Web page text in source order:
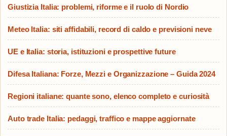
Giustizia Italia: problemi, riforme e il ruolo di Nordio
Meteo Italia: siti affidabili, record di caldo e previsioni neve
UE e Italia: storia, istituzioni e prospettive future
Difesa Italiana: Forze, Mezzi e Organizzazione – Guida 2024
Regioni italiane: quante sono, elenco completo e curiosità
Auto trade Italia: pedaggi, traffico e mappe aggiornate